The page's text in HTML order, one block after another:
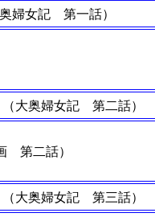
奥婦女記 第一話）
（大奥婦女記 第二話）
第二話）
（大奥婦女記 第三話）